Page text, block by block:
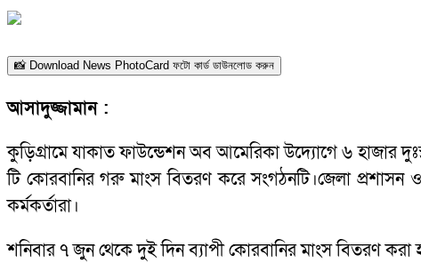
📸 Download News PhotoCard ফটো কার্ড ডাউনলোড করুন
আসাদুজ্জামান :
কুড়িগ্রামে যাকাত ফাউন্ডেশন অব আমেরিকা উদ্যোগে ৬ হাজার
টি কোরবানির গরু মাংস বিতরণ করে সংগঠনটি।জেলা প্রশাসন ও
কর্মকর্তারা।
শনিবার ৭ জুন থেকে দুই দিন ব্যাপী কোরবানির মাংস বিতরণ করা